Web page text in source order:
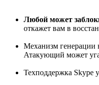
Любой может
откажет вам в
Механизм генерации
Атакующий может
Техподдержка Skype